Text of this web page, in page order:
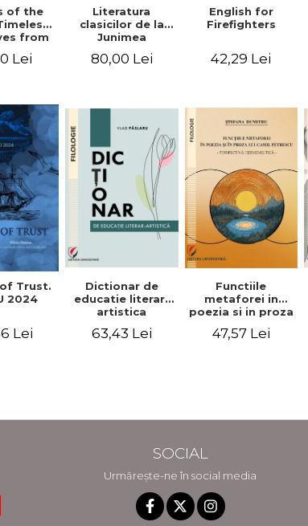
of the
from
Lei
Literatura
clasicilor de la
Junimea
80,00 Lei
English for
Firefighters
42,29 Lei
Trust.
2024
Lei
Dictionar de
educatie literar-
artistica
63,43 Lei
Functiile
metaforei in
poezia si in proza
Petrescu.
47,57 Lei
SOCIAL
Urmărește-ne în social media